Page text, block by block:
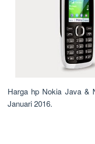
Harga hp Nokia Java &
Januari 2016.